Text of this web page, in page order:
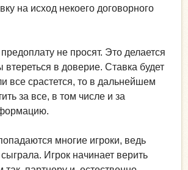
на исход некоего договорного
не просят. Это делается
втереться в доверие. Ставка будет
все срастется, то в дальнейшем
за все, в том числе и за
многие игроки, ведь
Игрок начинает верить